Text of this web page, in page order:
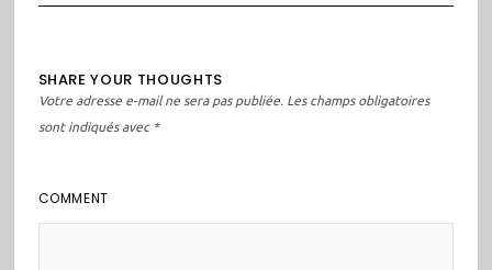
SHARE YOUR THOUGHTS
Votre adresse e-mail ne sera pas publiée. Les champs obligatoires
sont indiqués avec *
COMMENT